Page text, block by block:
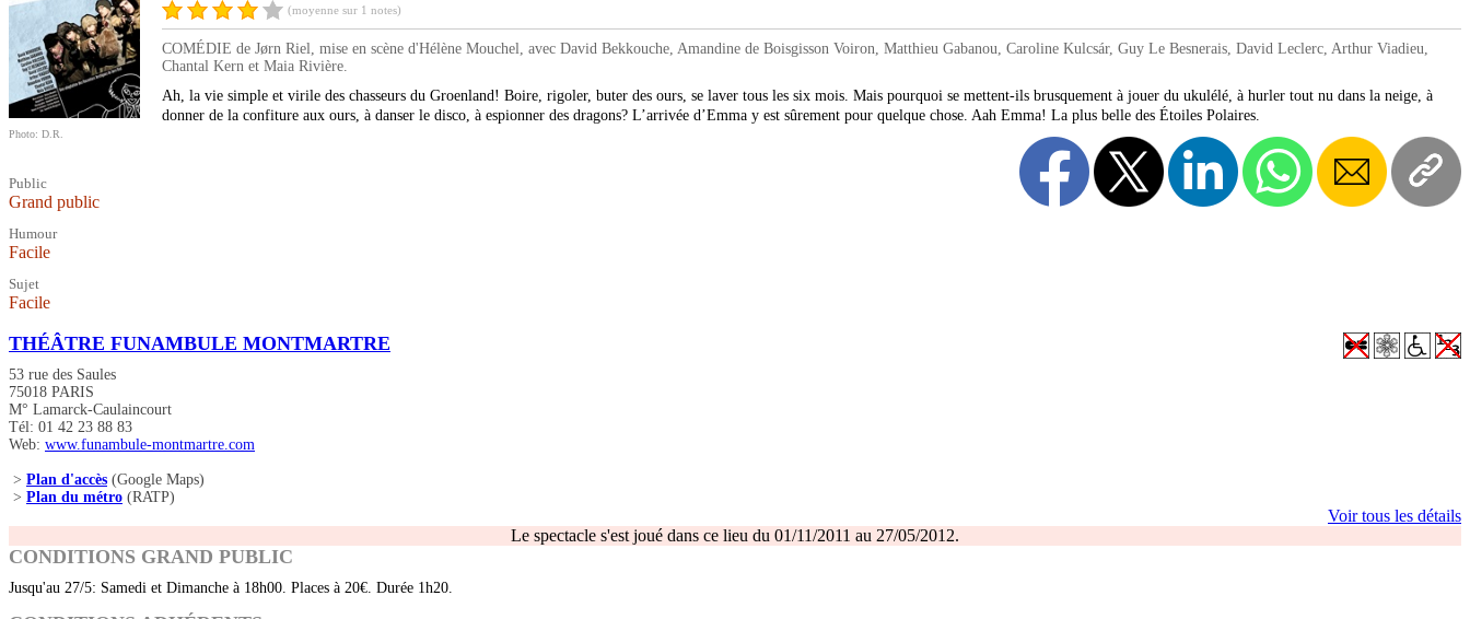
Photo: D.R.
Public
Grand public
Humour
Facile
Sujet
Facile
(moyenne sur 1 notes)
COMÉDIE de Jørn Riel, mise en scène d'Hélène Mouchel, avec David Bekkouche, Amandine de Boisgisson Voiron, Matthieu Gabanou, Caroline Kulcsár, Guy Le Besnerais, David Leclerc, Arthur Viadieu,
Chantal Kern et Maia Rivière.
Ah, la vie simple et virile des chasseurs du Groenland! Boire, rigoler, buter des ours, se laver tous les six mois. Mais pourquoi se mettent-ils brusquement à jouer du ukulélé, à hurler tout nu dans la neige, à
donner de la confiture aux ours, à danser le disco, à espionner des dragons? L’arrivée d’Emma y est sûrement pour quelque chose. Aah Emma! La plus belle des Étoiles Polaires.
THÉÂTRE FUNAMBULE MONTMARTRE
53 rue des Saules
75018 PARIS
M° Lamarck-Caulaincourt
Tél: 01 42 23 88 83
Web: www.funambule-montmartre.com
> Plan d'accès (Google Maps)
> Plan du métro (RATP)
Voir tous les détails
Le spectacle s'est joué dans ce lieu du 01/11/2011 au 27/05/2012.
CONDITIONS GRAND PUBLIC
Jusqu'au 27/5: Samedi et Dimanche à 18h00. Places à 20€. Durée 1h20.